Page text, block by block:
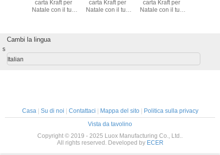
carta Kraft per
Natale con il tuo
carta Kraft per
Natale con il tuo
carta Kraft per
Natale con il tuo
Cambi la lingua
s
Italian
Casa| Su di noi | Contattaci | Mappa del sito| Politica sulla privacy
Vista da tavolino
Copyright © 2019 - 2025 Luox Manufacturing Co., Ltd..
All rights reserved. Developed by ECER